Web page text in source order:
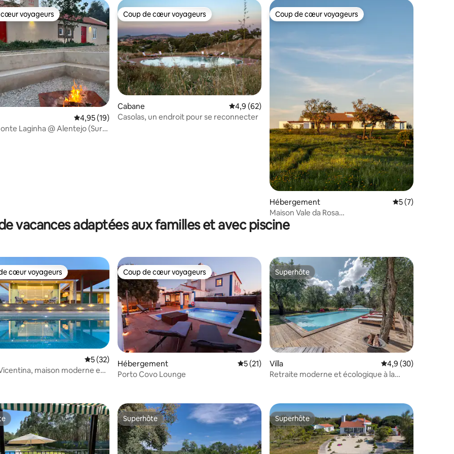
voyageurs
voyageurs
Évaluation moyenne sur la base de 19 commentaires : 4,95 sur 5
4,95 (19)
Laginha @ Alentejo (Surf
Coup de cœur voyageurs
Coup de cœur voyageurs
Cabane Évaluation moyenne sur la base de 62 commentaires : 4,9 sur 5
4,9 (62)
Casolas, un endroit pour se reconnecter
Coup de cœur voyageurs
Coup de cœur voyageurs
Hébergement Évaluation
5 (7)
Maison Vale da Rosa
29/7to29/8Checkin/out Saturdays
vacances adaptées aux familles et avec piscine
sur la base de 29 commentaires : 5 sur 5
cœur voyageurs les plus appréciés
cœur voyageurs
Évaluation moyenne sur la base de 32 commentaires : 5 sur 5
5 (32)
maison moderne en
Coup de cœur voyageurs
Coup de cœur voyageurs
Hébergement Évaluation moyenne sur la base de 21 commentaires : 5 sur 5
5 (21)
Porto Covo Lounge
Superhôte
Superhôte
Villa Évaluation moyenne
4,9 (30)
Retraite moderne et écologique à la
Superhôte
Superhôte Superhôte
Superhôte